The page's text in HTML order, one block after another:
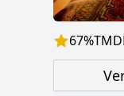
67%